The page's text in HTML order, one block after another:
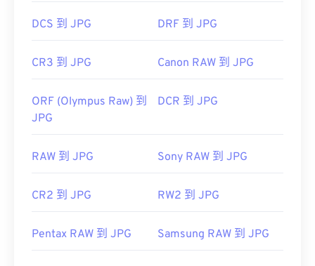
DCS 到 JPG DRF 到 JPG
CR3 到 JPG Canon RAW 到 JPG
ORF (Olympus Raw) 到
JPG
DCR 到 JPG
RAW 到 JPG Sony RAW 到 JPG
CR2 到 JPG RW2 到 JPG
Pentax RAW 到 JPG Samsung RAW 到 JPG